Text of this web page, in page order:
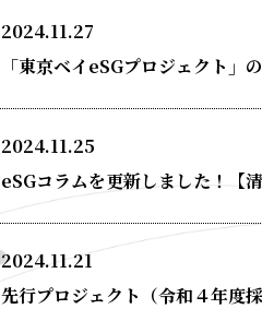
2024.11.27
「東京ベイeSGプロジェクト」
2024.11.25
eSGコラムを更新しました！【
2024.11.21
先行プロジェクト（令和４年度